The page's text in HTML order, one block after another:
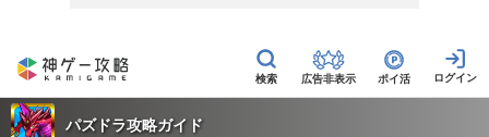
広告非表示 ポイ活
パズドラ攻略ガイド